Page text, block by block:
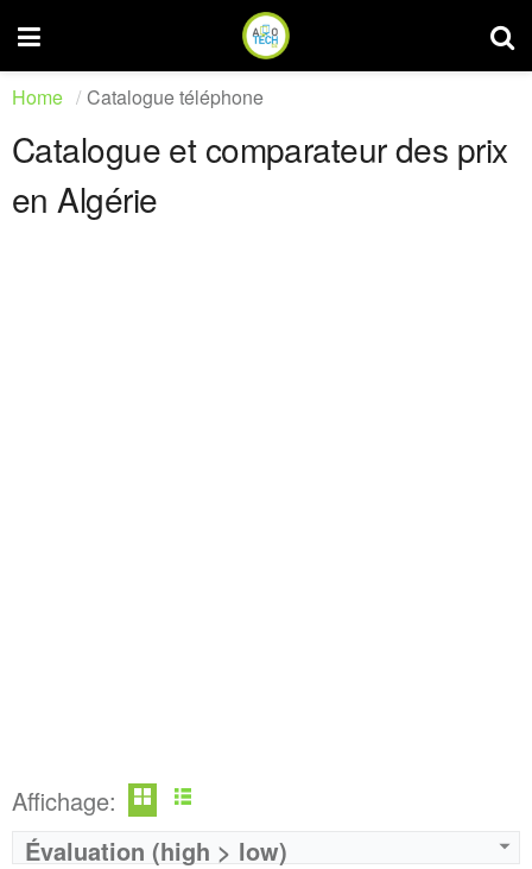
Home Catalogue téléphone
Catalogue et comparateur des prix
en Algérie
Affichage:
Évaluation (high > low)